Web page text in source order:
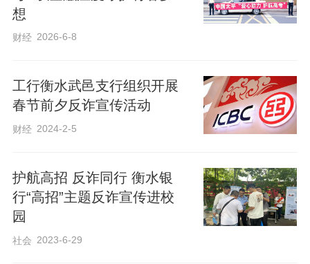
想
财经 2026-6-8
工行衡水武邑支行组织开展
春节前夕反诈宣传活动
财经 2024-2-5
护航高招 反诈同行 衡水银
行“高招”主题反诈宣传进校
园
社会 2023-6-29